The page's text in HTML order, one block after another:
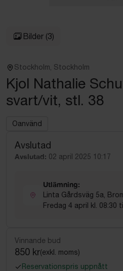
Bilder (3)
Stockholm, Stockholm
Kjol Nathalie
svart/vit, stl. 38
Oanvänd
Avslutad
Avslutad: 02 april 2025 10:17
Utlämning:
Linta Gårdsväg 5a,
Fredag 4 april kl. 08:30
Vinnande bud
850 kr(exkl. moms)
Reservationspris uppnått